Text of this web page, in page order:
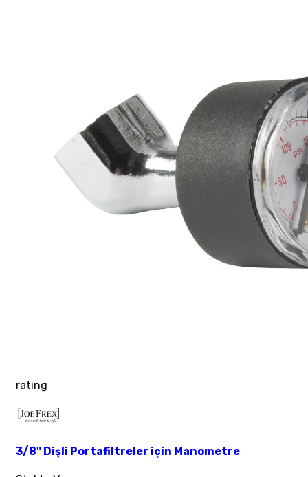
rating
3/8" Dişli Portafiltreler için Manometre